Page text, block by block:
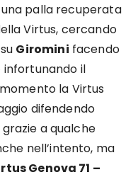
palla recuperata
Virtus, cercando
Giromini facendo
infortunando il
la Virtus
difendendo
grazie a qualche
nell’intento, ma
Genova 71 –